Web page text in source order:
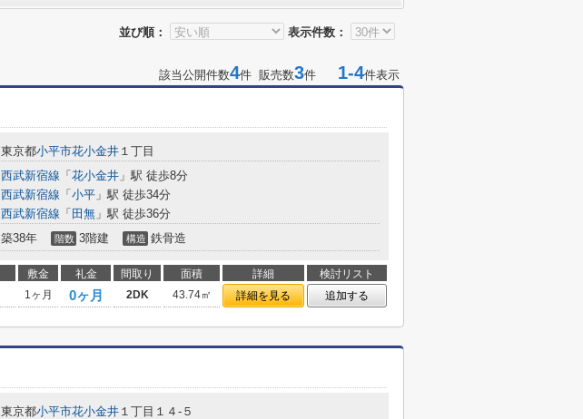
並び順： 表示件数：
該当公開件数4件 販売数3件 1-4件表示
東京都小平市花小金井 １丁目
西武新宿線 「 花小金井 」駅 徒歩8分
西武新宿線 「 小平 」駅 徒歩34分
西武新宿線 「 田無 」駅 徒歩36分
築38年 階数 3階建 構造 鉄骨造
敷金 礼金 間取り 面積 詳細
検討リスト
1ヶ月 0ヶ月 2DK 43.74㎡ 詳細を見る 追加する
東京都小平市花小金井 １丁目１４-５